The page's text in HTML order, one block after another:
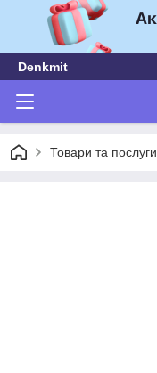
Denkmit
Товари та послуги